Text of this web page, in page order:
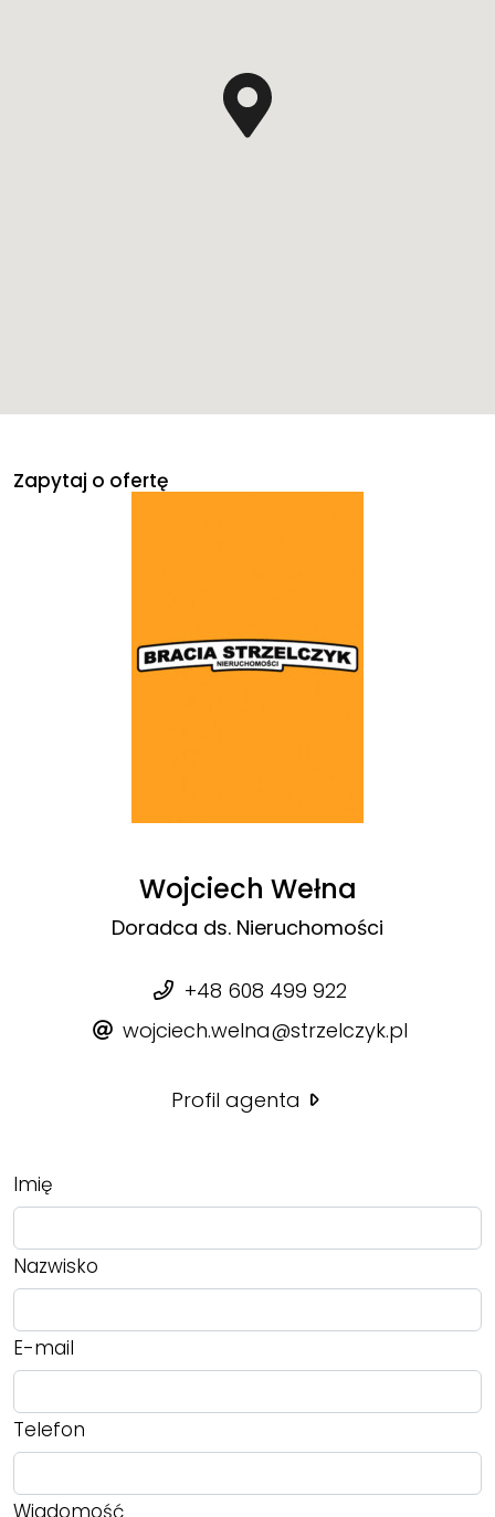
Zapytaj o ofertę
Wojciech Wełna
Doradca ds. Nieruchomości
+48 608 499 922
wojciech.welna@strzelczyk.pl
Profil agenta
Imię
Nazwisko
E-mail
Telefon